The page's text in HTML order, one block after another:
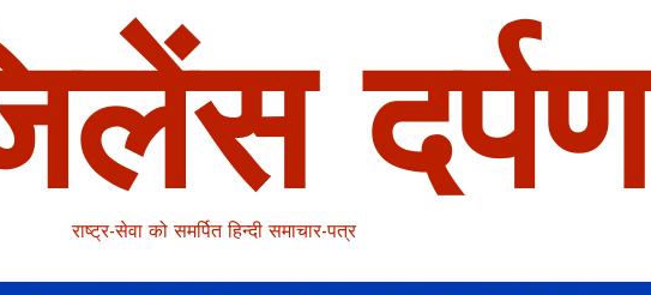
दर्पण
राष्ट्र-सेवा को समर्पित हिन्दी समाचार-पत्र